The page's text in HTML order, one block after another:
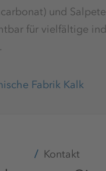
und
für vielfältige
Fabrik Kalk
Kontakt